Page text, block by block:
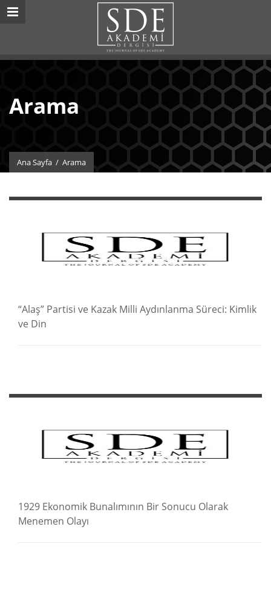
Arama
Ana Sayfa / Arama
“Alaş” Partisi ve Kazak Milli Aydınlanma Süreci: Kimlik
ve Din
1929 Ekonomik Bunalımının Bir Sonucu Olarak
Menemen Olayı